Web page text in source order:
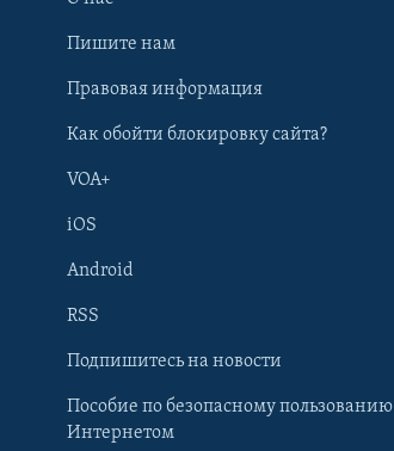
Learning English
Пишите нам
Правовая информация
Как обойти блокировку сайта?
VOA+
iOS
Android
RSS
Подпишитесь на новости
Пособие по безопасному пользованию
Интернетом